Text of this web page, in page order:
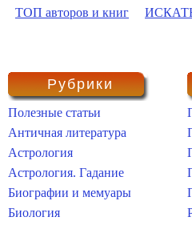
ТОП авторов и книг
Рубрики
Полезные статьи
Античная литература
Астрология
Астрология. Гадание
Биографии и мемуары
Биология